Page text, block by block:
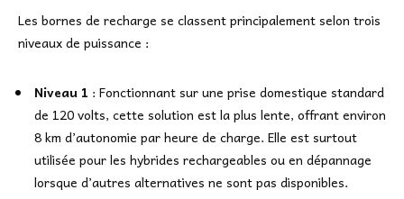
Les bornes de recharge se classent principalement selon trois
niveaux de puissance :
Niveau 1 : Fonctionnant sur une prise domestique standard
de 120 volts, cette solution est la plus lente, offrant environ
8 km d’autonomie par heure de charge. Elle est surtout
utilisée pour les hybrides rechargeables ou en dépannage
lorsque d’autres alternatives ne sont pas disponibles.